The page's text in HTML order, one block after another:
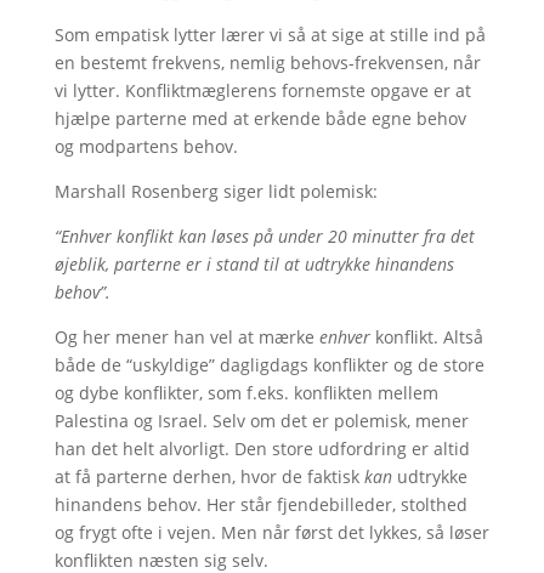
Som empatisk lytter lærer vi så at sige at stille ind på
en bestemt frekvens, nemlig behovs-frekvensen, når
vi lytter. Konfliktmæglerens fornemste opgave er at
hjælpe parterne med at erkende både egne behov
og modpartens behov.
Marshall Rosenberg siger lidt polemisk:
“Enhver konflikt kan løses på under 20 minutter fra det
øjeblik, parterne er i stand til at udtrykke hinandens
behov”.
Og her mener han vel at mærke enhverkonflikt. Altså
både de “uskyldige” dagligdags konflikter og de store
og dybe konflikter, som f.eks. konflikten mellem
Palestina og Israel. Selv om det er polemisk, mener
han det helt alvorligt. Den store udfordring er altid
at få parterne derhen, hvor de faktisk kanudtrykke
hinandens behov. Her står fjendebilleder, stolthed
og frygt ofte i vejen. Men når først det lykkes, så løser
konflikten næsten sig selv.